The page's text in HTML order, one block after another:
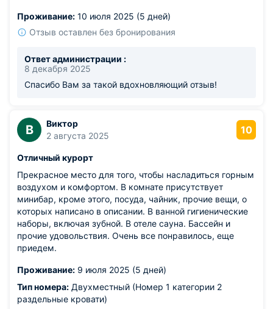
Проживание: 10 июля 2025 (5 дней)
Отзыв оставлен без бронирования
Ответ администрации :
8 декабря 2025
Спасибо Вам за такой вдохновляющий отзыв!
В
Виктор
2 августа 2025
10
Отличный курорт
Прекрасное место для того, чтобы насладиться горным
воздухом и комфортом. В комнате присутствует
минибар, кроме этого, посуда, чайник, прочие вещи, о
которых написано в описании. В ванной гигиенические
наборы, включая зубной. В отеле сауна. Бассейн и
прочие удовольствия. Очень все понравилось, еще
приедем.
Проживание: 9 июля 2025 (5 дней)
Тип номера: Двухместный (Номер 1 категории 2
раздельные кровати)